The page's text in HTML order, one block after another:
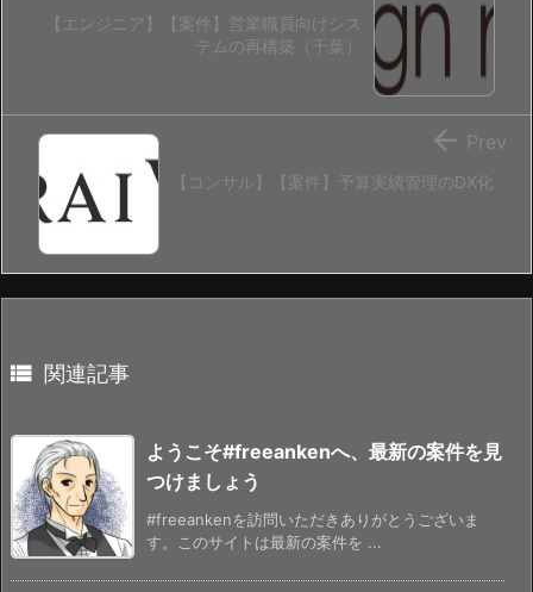
【エンジニア】【案件】営業職員向けシス
テムの再構築（千葉）
【コンサル】【案件】予算実績管理のDX化
 Prev
 関連記事
ようこそ#freeankenへ、最新の案件を見
つけましょう
#freeankenを訪問いただきありがとうございま
す。このサイトは最新の案件を ...